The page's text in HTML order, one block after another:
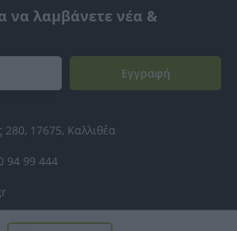
να λαμβάνετε νέα &
Εγγραφή
17675, Καλλιθέα
94 99 444